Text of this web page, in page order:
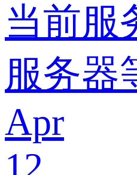
当前服
服务器
Apr
12